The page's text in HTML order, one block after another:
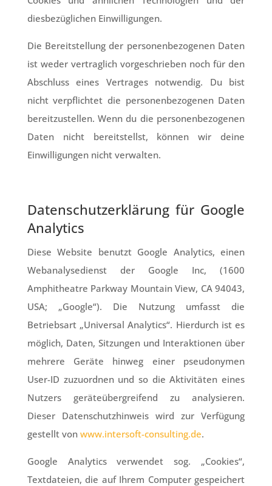
diesbezüglichen Einwilligungen.
Die Bereitstellung der personenbezogenen Daten
ist weder vertraglich vorgeschrieben noch für den
Abschluss eines Vertrages notwendig. Du bist
nicht verpflichtet die personenbezogenen Daten
bereitzustellen. Wenn du die personenbezogenen
Daten nicht bereitstellst, können wir deine
Einwilligungen nicht verwalten.
Datenschutzerklärung für Google
Analytics
Diese Website benutzt Google Analytics, einen
Webanalysedienst der Google Inc, (1600
Amphitheatre Parkway Mountain View, CA 94043,
USA; „Google“). Die Nutzung umfasst die
Betriebsart „Universal Analytics“. Hierdurch ist es
möglich, Daten, Sitzungen und Interaktionen über
mehrere Geräte hinweg einer pseudonymen
User-ID zuzuordnen und so die Aktivitäten eines
Nutzers geräteübergreifend zu analysieren.
Dieser Datenschutzhinweis wird zur Verfügung
gestellt von www.intersoft-consulting.de.
Google Analytics verwendet sog. „Cookies“,
Textdateien, die auf Ihrem Computer gespeichert